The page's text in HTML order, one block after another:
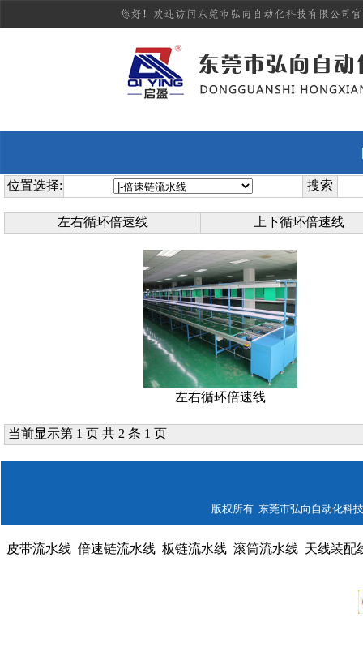
位置选择: 搜索
左右循环倍速线 上下循环倍速线
左右循环倍速线
当前显示第 1 页 共 2 条 1 页
版权所有 东莞市弘向自动化科
皮带流水线 倍速链流水线 板链流水线 滚筒流水线 天线装配